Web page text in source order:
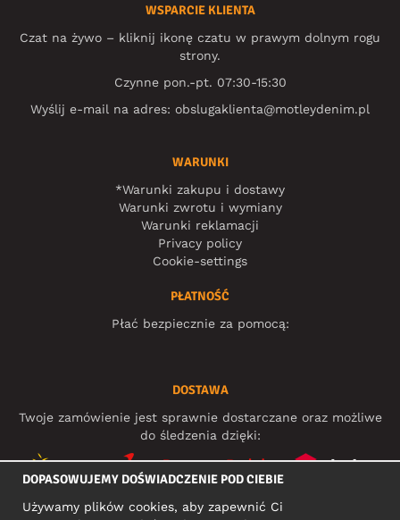
WSPARCIE KLIENTA
Czat na żywo – kliknij ikonę czatu w prawym dolnym rogu
strony.
Czynne pon.-pt. 07:30-15:30
Wyślij e-mail na adres: obslugaklienta@motleydenim.pl
WARUNKI
*Warunki zakupu i dostawy
Warunki zwrotu i wymiany
Warunki reklamacji
Privacy policy
Cookie-settings
PŁATNOŚĆ
Płać bezpiecznie za pomocą:
DOSTAWA
Twoje zamówienie jest sprawnie dostarczane oraz możliwe
do śledzenia dzięki:
MEDIA SPOŁECZNOŚCIOWE
DOPASOWUJEMY DOŚWIADCZENIE POD CIEBIE
Używamy plików cookies, aby zapewnić Ci